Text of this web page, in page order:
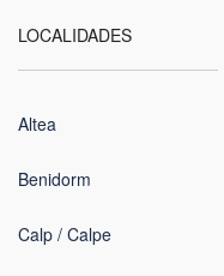
LOCALIDADES
Altea
Benidorm
Calp / Calpe